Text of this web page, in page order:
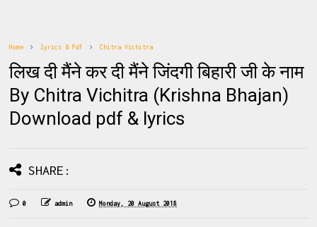
Home lyrics & Pdf Chitra Vichitra
लिख दी मैंने कर दी मैंने जिंदगी बिहारी जी के नाम
By Chitra Vichitra (Krishna Bhajan)
Download pdf & lyrics
SHARE:
0 admin Monday, 20 August 2018